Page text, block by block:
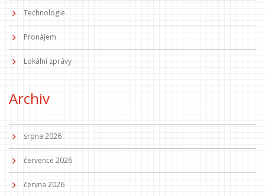
Technologie
Pronájem
Lokální zprávy
Archiv
srpna 2026
července 2026
června 2026